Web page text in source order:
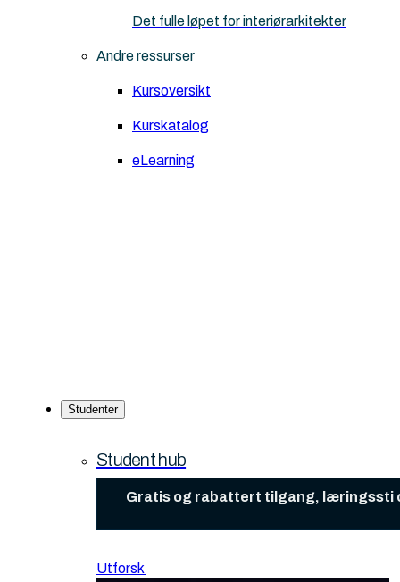
Det fulle løpet for interiørarkitekter
Andre ressurser
Kursoversikt
Kurskatalog
eLearning
Studenter
Student hub
Gratis og rabattert tilgang, læringssti
Utforsk